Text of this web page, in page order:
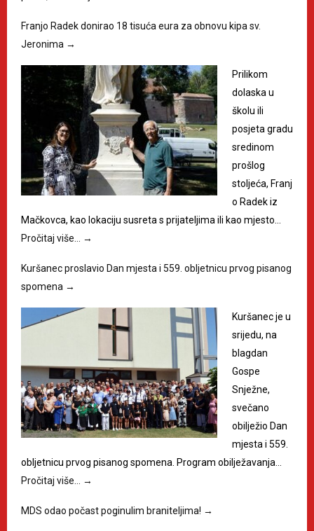
Franjo Radek donirao 18 tisuća eura za obnovu kipa sv.
Jeronima →
Prilikom
dolaska u
školu ili
posjeta gradu
sredinom
prošlog
stoljeća, Franj
o Radek iz
Mačkovca, kao lokaciju susreta s prijateljima ili kao mjesto…
Pročitaj više…
→
Kuršanec proslavio Dan mjesta i 559. obljetnicu prvog pisanog
spomena →
Kuršanec je u
srijedu, na
blagdan
Gospe
Snježne,
svečano
obilježio Dan
mjesta i 559.
obljetnicu prvog pisanog spomena. Program obilježavanja…
Pročitaj više…
→
MDS odao počast poginulim braniteljima! →